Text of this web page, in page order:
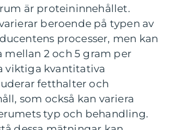
är proteininnehållet.
beroende på typen av
processer, men kan
2 och 5 gram per
viktiga kvantitativa
fetthalter och
som också kan variera
typ och behandling.